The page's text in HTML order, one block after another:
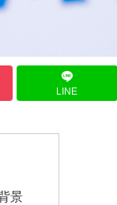
LINE
景